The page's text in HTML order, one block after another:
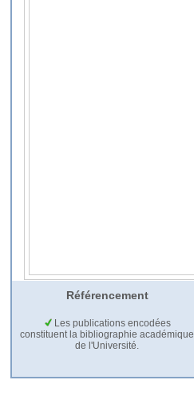
Référencement
Les publications encodées
constituent la bibliographie académique
de l'Université.